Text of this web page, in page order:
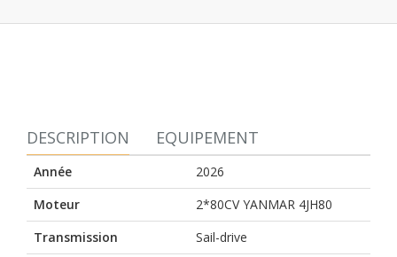
DESCRIPTION EQUIPEMENT
Année
2026
Moteur
2*80CV YANMAR 4JH80
Transmission
Sail-drive